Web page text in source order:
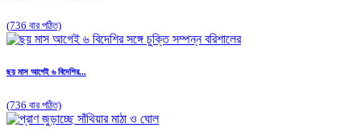
(736 বার পঠিত)
ছয় মাস আগেই ৬ বিদেশির...
(736 বার পঠিত)